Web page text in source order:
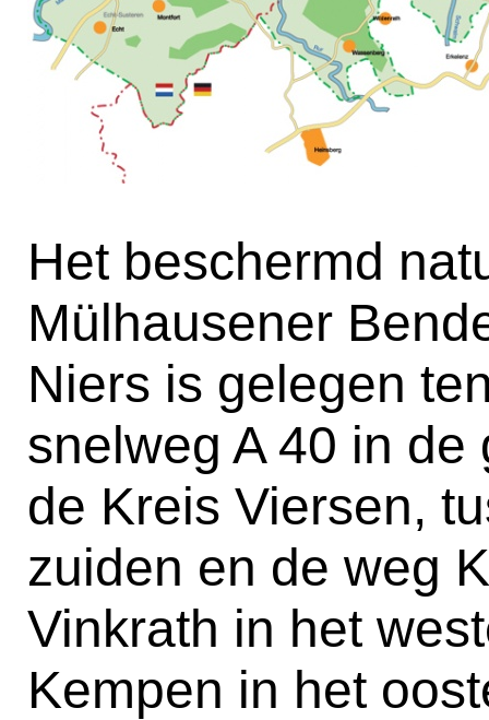
Het beschermd
Mülhausener
Niers is gelegen
snelweg A 40 in
de Kreis Viersen,
zuiden en de weg
Vinkrath in het
Kempen in het